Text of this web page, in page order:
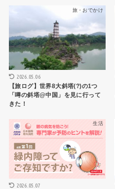
旅・おでかけ
2026.05.06
【旅ログ】世界8大斜塔(?)の1つ
「噂の斜塔@中国」を見に行って
きた！
生活
2026.05.07